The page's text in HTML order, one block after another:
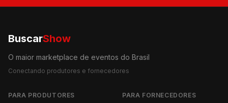
BuscarShow
O maior marketplace de eventos do Brasil
Conectando produtores e fornecedores
PARA PRODUTORES PARA FORNECEDORES